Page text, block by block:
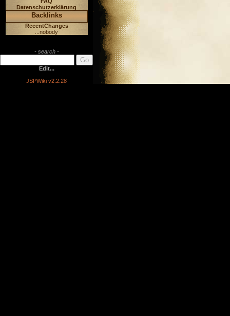
Datenschutzerklärung
Backlinks
RecentChanges
...nobody
- search -
Edit...
JSPWiki v2.2.28